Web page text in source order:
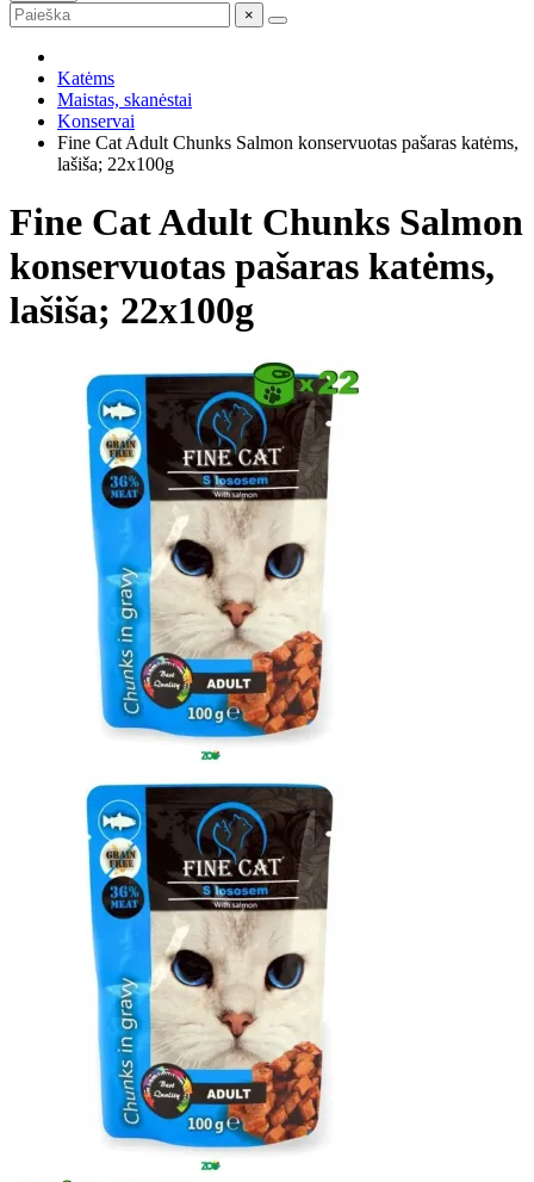
×
Katėms
Maistas, skanėstai
Konservai
Fine Cat Adult Chunks Salmon konservuotas pašaras katėms,
lašiša; 22x100g
Fine Cat Adult Chunks Salmon
konservuotas pašaras katėms,
lašiša; 22x100g